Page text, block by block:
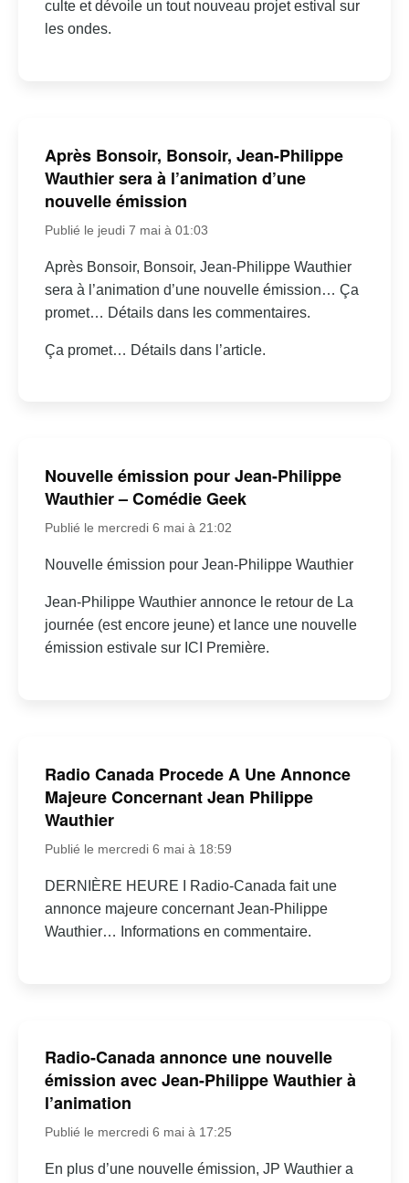
culte et dévoile un tout nouveau projet estival sur
les ondes.
Après Bonsoir, Bonsoir, Jean-Philippe
Wauthier sera à l’animation d’une
nouvelle émission
Publié le jeudi 7 mai à 01:03
Après Bonsoir, Bonsoir, Jean-Philippe Wauthier
sera à l’animation d’une nouvelle émission… Ça
promet… Détails dans les commentaires.
Ça promet… Détails dans l’article.
Nouvelle émission pour Jean-Philippe
Wauthier – Comédie Geek
Publié le mercredi 6 mai à 21:02
Nouvelle émission pour Jean-Philippe Wauthier
Jean-Philippe Wauthier annonce le retour de La
journée (est encore jeune) et lance une nouvelle
émission estivale sur ICI Première.
Radio Canada Procede A Une Annonce
Majeure Concernant Jean Philippe
Wauthier
Publié le mercredi 6 mai à 18:59
DERNIÈRE HEURE I Radio-Canada fait une
annonce majeure concernant Jean-Philippe
Wauthier… Informations en commentaire.
Radio-Canada annonce une nouvelle
émission avec Jean-Philippe Wauthier à
l’animation
Publié le mercredi 6 mai à 17:25
En plus d’une nouvelle émission, JP Wauthier a